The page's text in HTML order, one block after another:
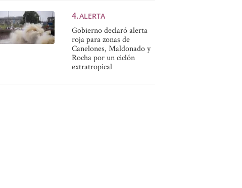
ALERTA
Gobierno declaró alerta
roja para zonas de
Canelones, Maldonado y
Rocha por un ciclón
extratropical